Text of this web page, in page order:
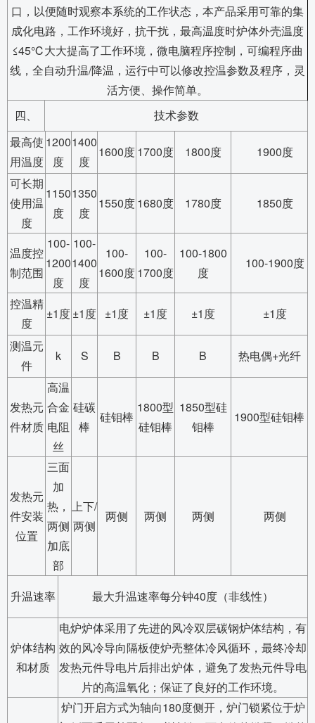
口，以便随时观察本系统的工作状态，本产品采用可靠的集
成化电路，工作环境好，抗干扰，最高温度时炉体外壳温度
≤45℃大大提高了工作环境，微电脑程序控制，可编程序曲
线，全自动升温/降温，运行中可以修改控温参数及程序，灵
活方便、操作简单。
四、
技术参数
最高使
用温度
1200
度
1400
度
1600度1700度 1800度
1900度
可长期
使用温
度
1150
度
1350
度
1550度1680度 1780度 1850度
温度控
制范围
100-
1200
度
100-
1400
度
100-
1600度
100-
1700度
100-1800
度
100-1900度
控温精
度
±1度±1度 ±1度 ±1度 ±1度
±1度
测温元
件
k S B B B 热电偶+光纤
发热元
件材质
高温
合金
电阻
丝
硅碳
棒
硅钼棒
1800型
硅钼棒
1850型硅
钼棒
1900型硅钼棒
发热元
件安装
位置
三面
加
热，
两侧
加底
部
上下/
两侧
两侧 两侧 两侧 两侧
升温速率 最大升温速率每分钟40度（非线性）
炉体结构
和材质
电炉炉体采用了先进的风冷双层碳钢炉体结构，有
效的风冷导向隔板使炉壳整体冷风循环，最终冷却
发热元件导电片后排出炉体，避免了发热元件导电
片的高温氧化；保证了良好的工作环境。
炉门开启方式为轴向180度侧开，炉门锁紧位于炉